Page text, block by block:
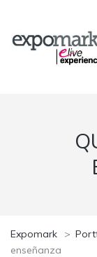
Expomark >
enseñanza